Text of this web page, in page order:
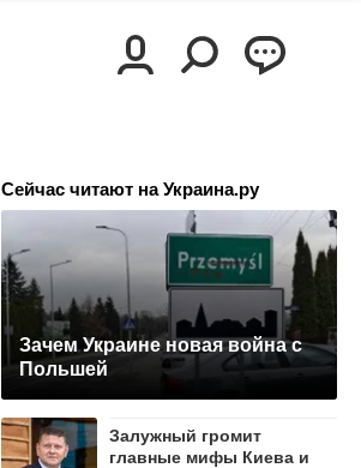
Сейчас читают на Украина.ру
Зачем Украине новая война с
Польшей
Залужный громит
главные мифы Киева и